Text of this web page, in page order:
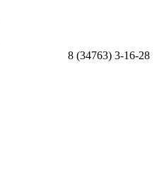
8 (34763) 3-16-28